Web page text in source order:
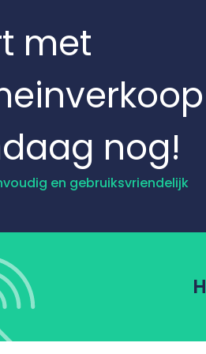
met
nog!
en gebruiksvriendelijk